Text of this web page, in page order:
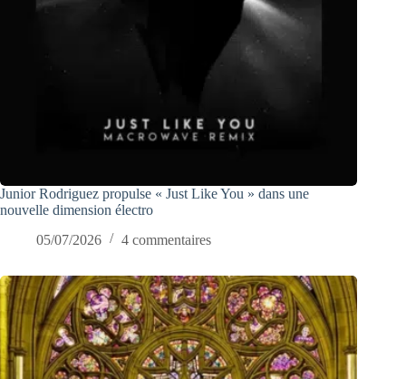
Junior Rodriguez propulse « Just Like You » dans une
nouvelle dimension électro
05/07/2026
4 commentaires